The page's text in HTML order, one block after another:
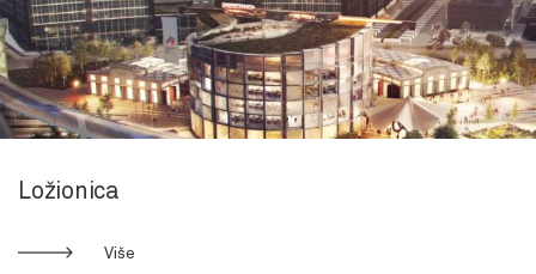
Ložionica
Više